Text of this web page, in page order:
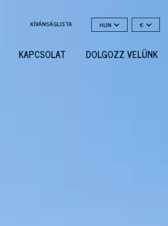
KÍVÁNSÁGLISTA HUN €
KAPCSOLAT DOLGOZZ VELÜNK